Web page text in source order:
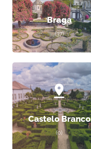
Braga
(37)
Castelo Branco
(0)